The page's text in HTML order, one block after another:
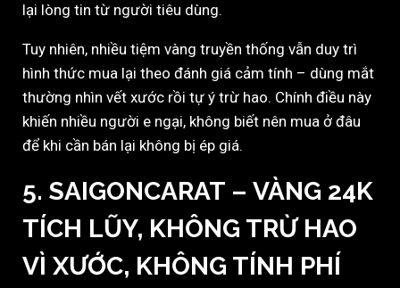
lại lòng tin từ người tiêu dùng.
Tuy nhiên, nhiều tiệm vàng truyền thống vẫn duy trì
hình thức mua lại theo đánh giá cảm tính – dùng mắt
thường nhìn vết xước rồi tự ý trừ hao. Chính điều này
khiến nhiều người e ngại, không biết nên mua ở đâu
để khi cần bán lại không bị ép giá.
5. SAIGONCARAT – VÀNG 24K
TÍCH LŨY, KHÔNG TRỪ HAO
VÌ XƯỚC, KHÔNG TÍNH PHÍ